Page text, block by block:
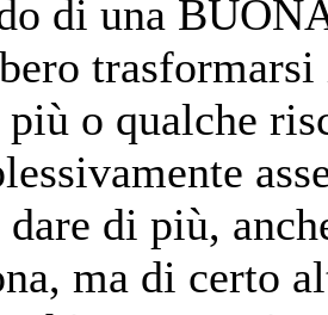
di una
o qualche
dare di più,
ma di certo